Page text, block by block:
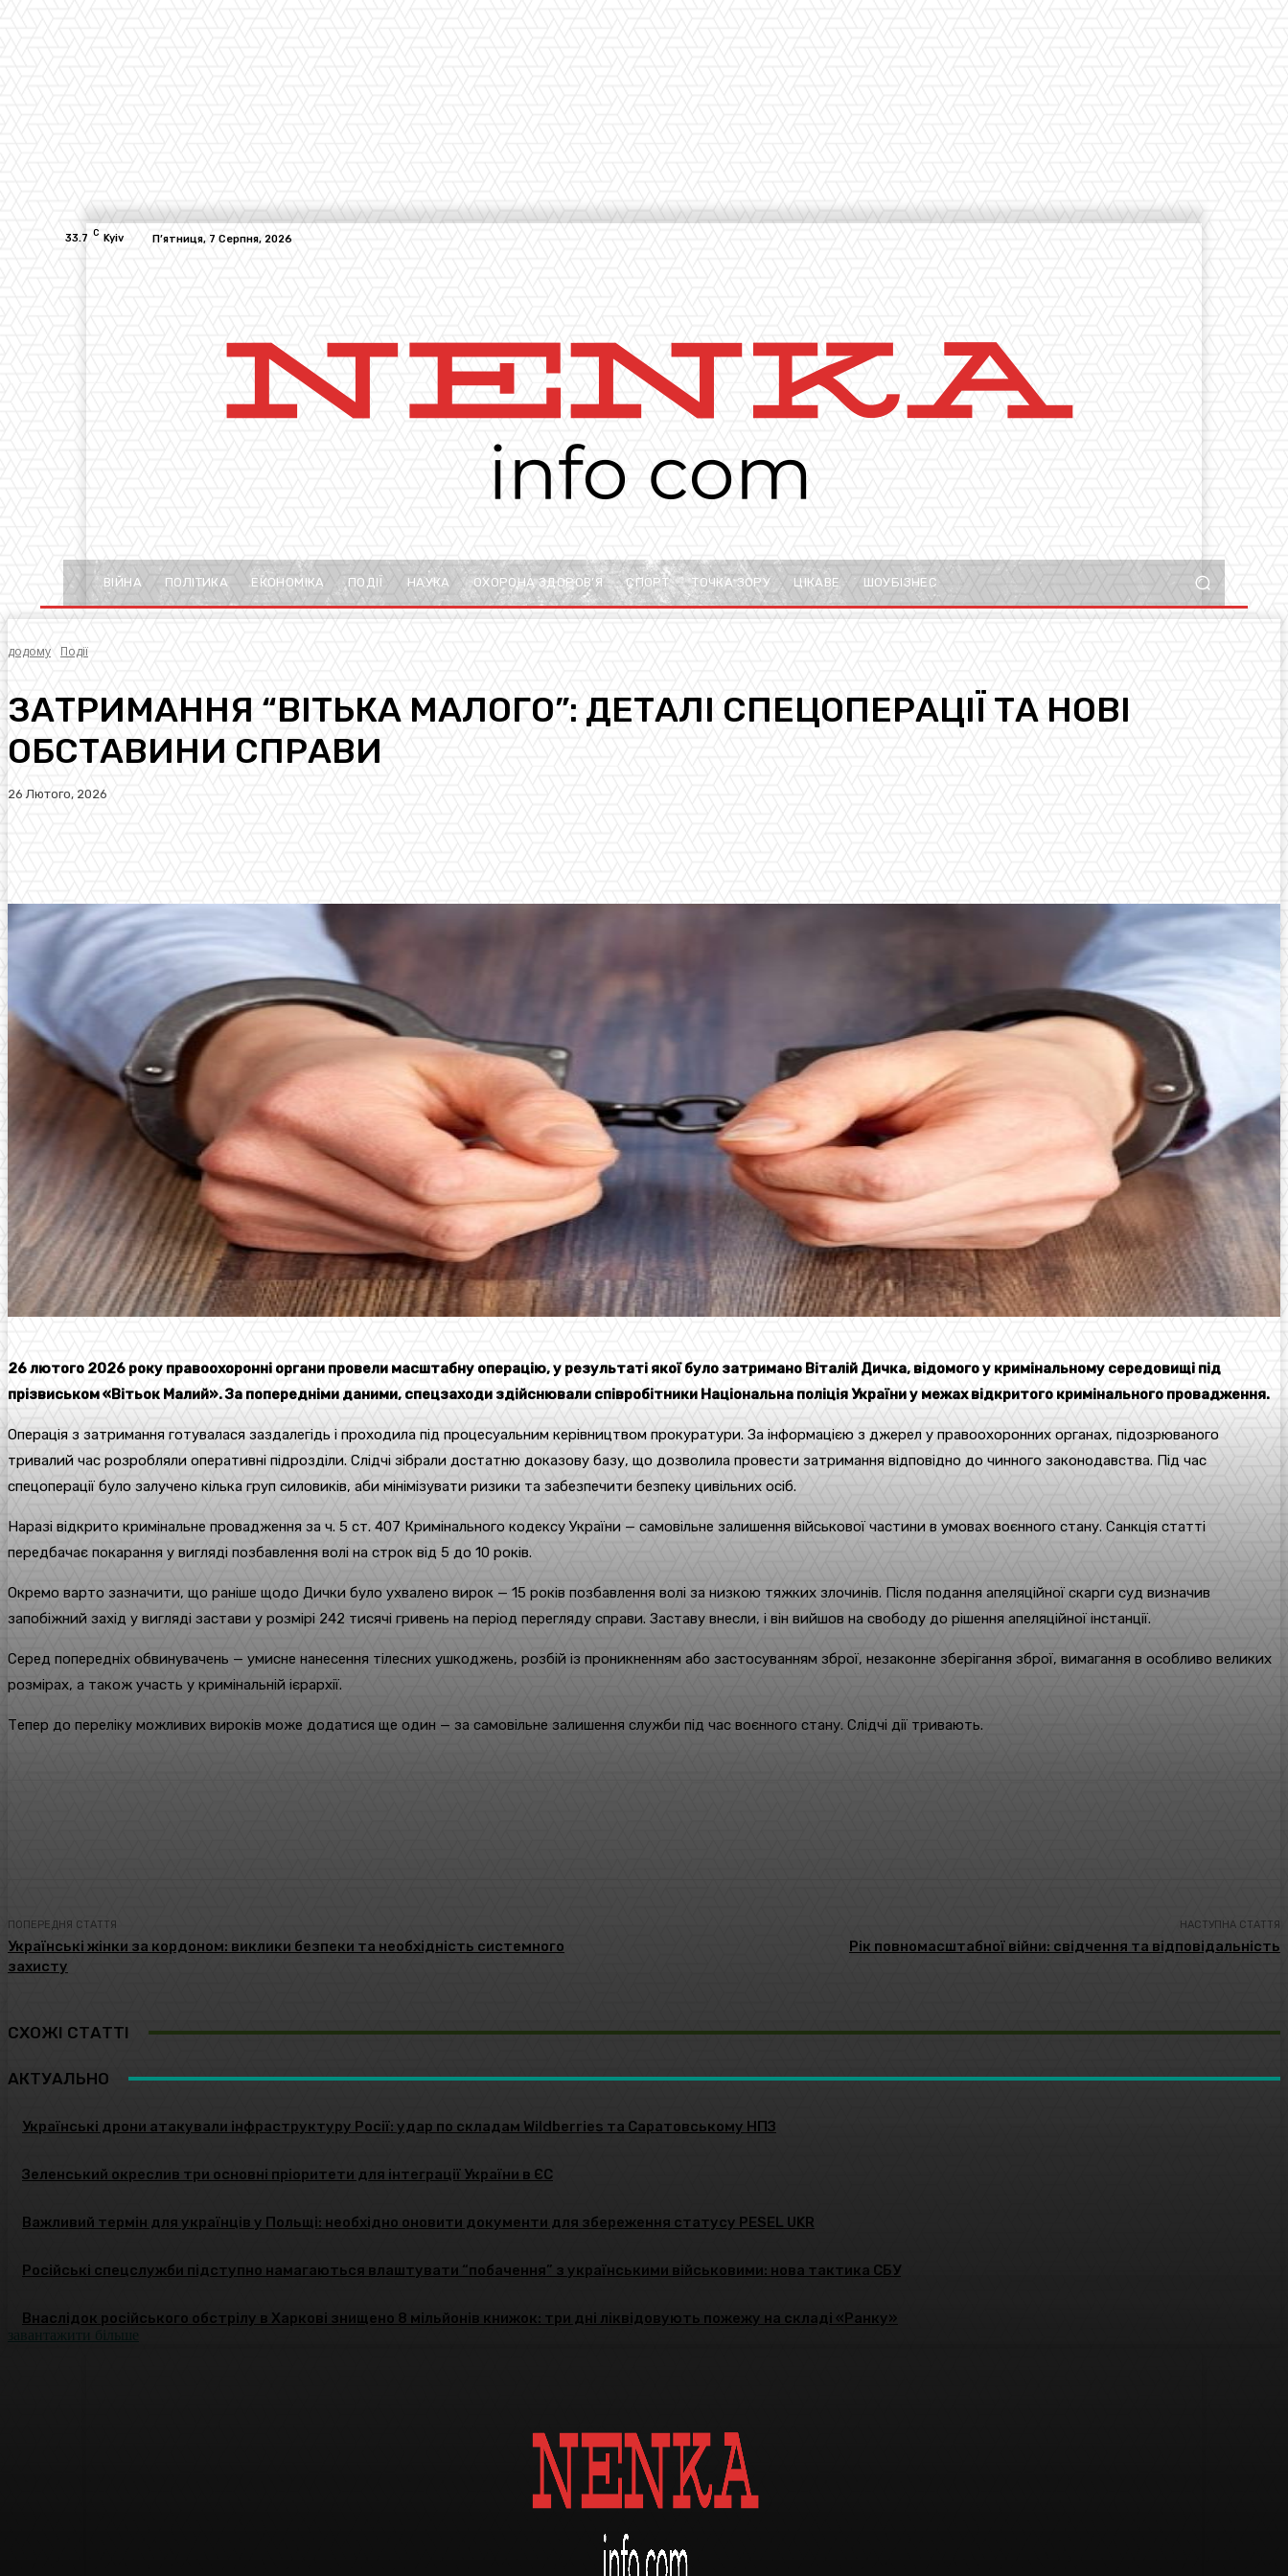
33.7 C Kyiv П’ятниця, 7 Серпня, 2026
ВІЙНА ПОЛІТИКА ЕКОНОМІКА ПОДІЇ НАУКА ОХОРОНА ЗДОРОВ’Я СПОРТ ТОЧКА ЗОРУ ЦІКАВЕ ШОУБІЗНЕС
додому Події
ЗАТРИМАННЯ “ВІТЬКА МАЛОГО”: ДЕТАЛІ СПЕЦОПЕРАЦІЇ ТА НОВІ
ОБСТАВИНИ СПРАВИ
26 Лютого, 2026
26 лютого 2026 року правоохоронні органи провели масштабну операцію, у результаті якої було затримано Віталій Дичка, відомого у кримінальному середовищі під
прізвиськом «Вітьок Малий». За попередніми даними, спецзаходи здійснювали співробітники Національна поліція України у межах відкритого кримінального провадження.
Операція з затримання готувалася заздалегідь і проходила під процесуальним керівництвом прокуратури. За інформацією з джерел у правоохоронних органах, підозрюваного
тривалий час розробляли оперативні підрозділи. Слідчі зібрали достатню доказову базу, що дозволила провести затримання відповідно до чинного законодавства. Під час
спецоперації було залучено кілька груп силовиків, аби мінімізувати ризики та забезпечити безпеку цивільних осіб.
Наразі відкрито кримінальне провадження за ч. 5 ст. 407 Кримінального кодексу України — самовільне залишення військової частини в умовах воєнного стану. Санкція статті
передбачає покарання у вигляді позбавлення волі на строк від 5 до 10 років.
Окремо варто зазначити, що раніше щодо Дички було ухвалено вирок — 15 років позбавлення волі за низкою тяжких злочинів. Після подання апеляційної скарги суд визначив
запобіжний захід у вигляді застави у розмірі 242 тисячі гривень на період перегляду справи. Заставу внесли, і він вийшов на свободу до рішення апеляційної інстанції.
Серед попередніх обвинувачень — умисне нанесення тілесних ушкоджень, розбій із проникненням або застосуванням зброї, незаконне зберігання зброї, вимагання в особливо великих
розмірах, а також участь у кримінальній ієрархії.
Тепер до переліку можливих вироків може додатися ще один — за самовільне залишення служби під час воєнного стану. Слідчі дії тривають.
ПОПЕРЕДНЯ СТАТТЯ
Українські жінки за кордоном: виклики безпеки та необхідність системного
захисту
НАСТУПНА СТАТТЯ
Рік повномасштабної війни: свідчення та відповідальність
СХОЖІ СТАТТІ
АКТУАЛЬНО
Українські дрони атакували інфраструктуру Росії: удар по складам Wildberries та Саратовському НПЗ
Зеленський окреслив три основні пріоритети для інтеграції України в ЄС
Важливий термін для українців у Польщі: необхідно оновити документи для збереження статусу PESEL UKR
Російські спецслужби підступно намагаються влаштувати “побачення” з українськими військовими: нова тактика СБУ
Внаслідок російського обстрілу в Харкові знищено 8 мільйонів книжок: три дні ліквідовують пожежу на складі «Ранку»
завантажити більше